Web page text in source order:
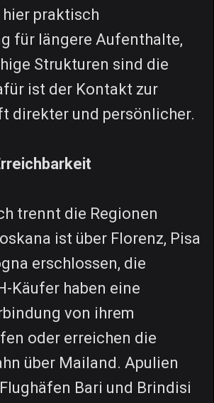
praktisch
für längere Aufenthalte,
Strukturen sind die
ist der Kontakt zur
direkter und persönlicher.
trennt die Regionen
ist über Florenz, Pisa
erschlossen, die
Käufer haben eine
von ihrem
oder erreichen die
über Mailand. Apulien
Bari und Brindisi